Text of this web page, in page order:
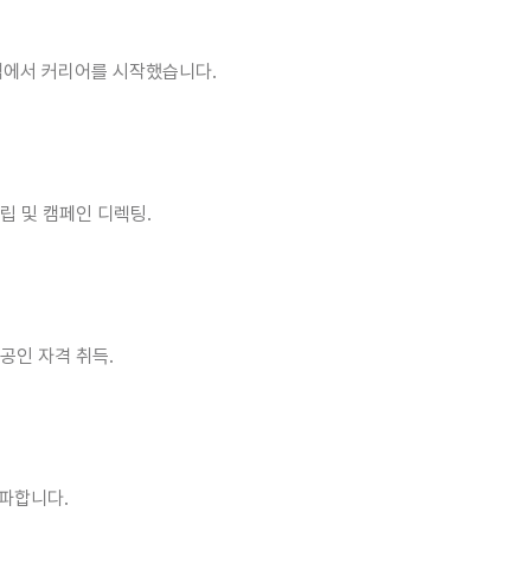
서 커리어를 시작했습니다.
및 캠페인 디렉팅.
인 자격 취득.
합니다.